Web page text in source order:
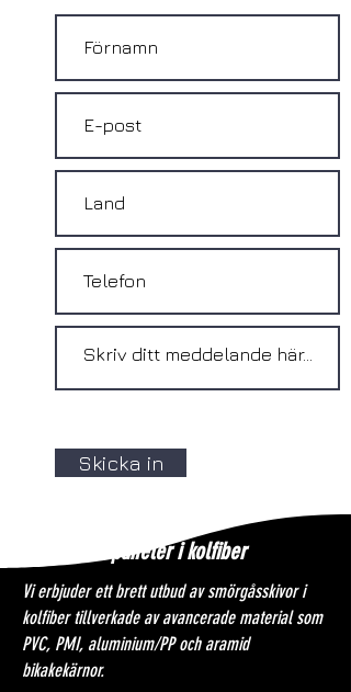
Skicka in
Sandwichpaneler i kolfiber
Vi erbjuder ett brett utbud av smörgåsskivor i
kolfiber tillverkade av avancerade material som
PVC, PMI, aluminium/PP och aramid
bikakekärnor.